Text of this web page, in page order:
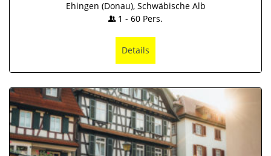
Ehingen (Donau), Schwäbische Alb
1 - 60 Pers.
Details